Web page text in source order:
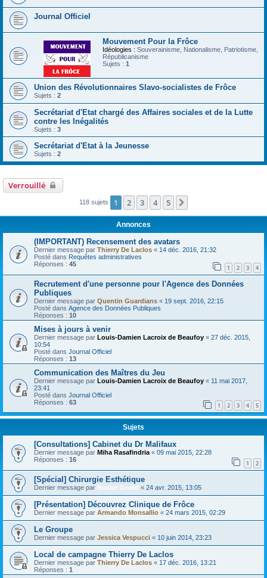
Journal Officiel
Mouvement Pour la Frôce
Idéologies : Souverainisme, Nationalisme, Patriotisme,
Républicanisme
Sujets : 1
Union des Révolutionnaires Slavo-socialistes de Frôce
Sujets : 2
Secrétariat d'Etat chargé des Affaires sociales et de la Lutte
contre les Inégalités
Sujets : 3
Secrétariat d'Etat à la Jeunesse
Sujets : 2
Verrouillé
118 sujets 1 2 3 4 5
Annonces
(IMPORTANT) Recensement des avatars
Dernier message par Thierry De Laclos « 14 déc. 2016, 21:32
Posté dans Requêtes administratives
Réponses : 45 1 2 3 4
Recrutement d'une personne pour l'Agence des Données
Publiques
Dernier message par Quentin Guardians « 19 sept. 2016, 22:15
Posté dans Agence des Données Publiques
Réponses : 10
Mises à jours à venir
Dernier message par Louis-Damien Lacroix de Beaufoy « 27 déc. 2015,
10:54
Posté dans Journal Officiel
Réponses : 13
Communication des Maîtres du Jeu
Dernier message par Louis-Damien Lacroix de Beaufoy « 11 mai 2017,
23:41
Posté dans Journal Officiel
Réponses : 63 1 2 3 4 5
Sujets
[Consultations] Cabinet du Dr Malifaux
Dernier message par Miha Rasafindria « 09 mai 2015, 22:28
Réponses : 16 1 2
[Spécial] Chirurgie Esthétique
Dernier message par Buster Greed « 24 avr. 2015, 13:05
[Présentation] Découvrez Clinique de Frôce
Dernier message par Armando Monsallio « 24 mars 2015, 02:29
Le Groupe
Dernier message par Jessica Vespucci « 10 juin 2014, 23:23
Local de campagne Thierry De Laclos
Dernier message par Thierry De Laclos « 17 déc. 2016, 13:21
Réponses : 1